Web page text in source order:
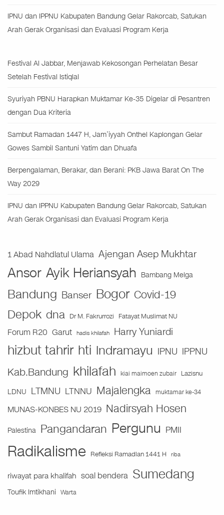
IPNU dan IPPNU Kabupaten Bandung Gelar Rakorcab, Satukan
Arah Gerak Organisasi dan Evaluasi Program Kerja
Festival Al Jabbar, Menjawab Kekosongan Perhelatan Besar
Setelah Festival Istiqlal
Syuriyah PBNU Harapkan Muktamar Ke-35 Digelar di Pesantren
dengan Dua Kriteria
Sambut Ramadan 1447 H, Jam’iyyah Onthel Kaplongan Gelar
Gowes Sambil Santuni Yatim dan Dhuafa
Berpengalaman, Berakar, dan Berani: PKB Jawa Barat On The
Way 2029
IPNU dan IPPNU Kabupaten Bandung Gelar Rakorcab, Satukan
Arah Gerak Organisasi dan Evaluasi Program Kerja
1 Abad Nahdlatul Ulama Ajengan Asep Mukhtar
Ansor Ayik Heriansyah Bambang Melga
Bandung Banser Bogor Covid-19
Depok dna Dr M. Fakrurrozi Fatayat Muslimat NU
Forum R20 Garut hadis khilafah Harry Yuniardi
hizbut tahrir hti Indramayu IPNU IPPNU
Kab.Bandung khilafah kiai maimoen zubair
Lazisnu
LDNU LTMNU LTNNU Majalengka muktamar ke-34
MUNAS-KONBES NU 2019 Nadirsyah Hosen
Palestina Pangandaran Pergunu PMII
Radikalisme Refleksi Ramadlan 1441 H riba
riwayat para khalifah soal bendera Sumedang
Toufik Imtikhani Warta